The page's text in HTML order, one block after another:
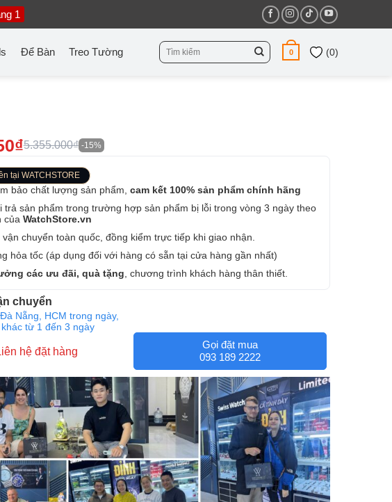
1
Để Bàn Treo Tường
Tìm
kiếm:
0 (0)
5.355.000₫ -15%
tại WATCHSTORE
bảo chất lượng sản phẩm, cam kết 100% sản phẩm chính hãng
trả sản phẩm trong trường hợp sản phẩm bị lỗi trong vòng 3 ngày theo
của WatchStore.vn
chuyển toàn quốc, đồng kiểm trực tiếp khi giao nhận.
hỏa tốc (áp dụng đối với hàng có sẵn tại cửa hàng gần nhất)
các ưu đãi, quà tặng , chương trình khách hàng thân thiết.
chuyển
Nẵng, HCM trong ngày,
từ 1 đến 3 ngày
hệ đặt hàng
Gọi đặt mua
093 189 2222